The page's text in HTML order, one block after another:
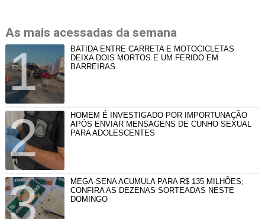
As mais acessadas da semana
BATIDA ENTRE CARRETA E MOTOCICLETAS
DEIXA DOIS MORTOS E UM FERIDO EM
BARREIRAS
HOMEM É INVESTIGADO POR IMPORTUNAÇÃO
APÓS ENVIAR MENSAGENS DE CUNHO SEXUAL
PARA ADOLESCENTES
MEGA-SENA ACUMULA PARA R$ 135 MILHÕES;
CONFIRA AS DEZENAS SORTEADAS NESTE
DOMINGO